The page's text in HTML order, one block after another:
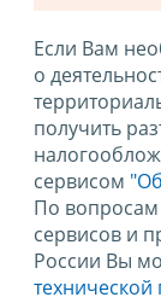
Если Вам
о
получить
сервисом
По
сервисов и
России Вы